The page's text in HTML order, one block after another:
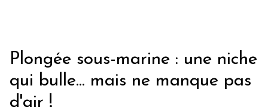
Plongée sous-marine : une niche
qui bulle... mais ne manque pas
d'air !